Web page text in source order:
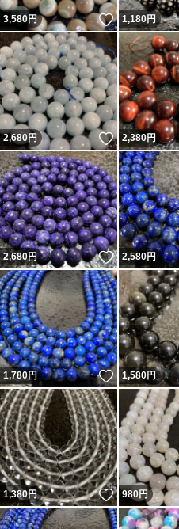
3,580円 いいね！
1,180円
2,680円 いいね！
2,380円
2,680円 いいね！
2,580円
1,780円 いいね！
1,580円
1,380円 いいね！
980円